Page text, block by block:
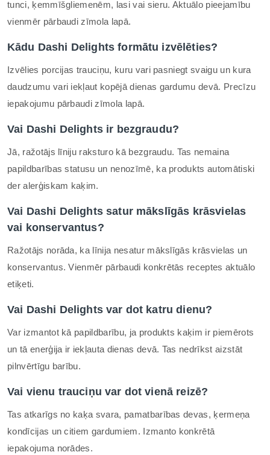
tunci, ķemmīšgliemenēm, lasi vai sieru. Aktuālo pieejamību
vienmēr pārbaudi zīmola lapā.
Kādu Dashi Delights formātu izvēlēties?
Izvēlies porcijas trauciņu, kuru vari pasniegt svaigu un kura
daudzumu vari iekļaut kopējā dienas gardumu devā. Precīzu
iepakojumu pārbaudi zīmola lapā.
Vai Dashi Delights ir bezgraudu?
Jā, ražotājs līniju raksturo kā bezgraudu. Tas nemaina
papildbarības statusu un nenozīmē, ka produkts automātiski
der alerģiskam kaķim.
Vai Dashi Delights satur mākslīgās krāsvielas
vai konservantus?
Ražotājs norāda, ka līnija nesatur mākslīgās krāsvielas un
konservantus. Vienmēr pārbaudi konkrētās receptes aktuālo
etiķeti.
Vai Dashi Delights var dot katru dienu?
Var izmantot kā papildbarību, ja produkts kaķim ir piemērots
un tā enerģija ir iekļauta dienas devā. Tas nedrīkst aizstāt
pilnvērtīgu barību.
Vai vienu trauciņu var dot vienā reizē?
Tas atkarīgs no kaķa svara, pamatbarības devas, ķermeņa
kondīcijas un citiem gardumiem. Izmanto konkrētā
iepakojuma norādes.